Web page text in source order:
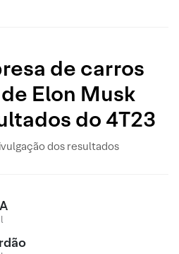
de carros
Elon Musk
do 4T23
dos resultados